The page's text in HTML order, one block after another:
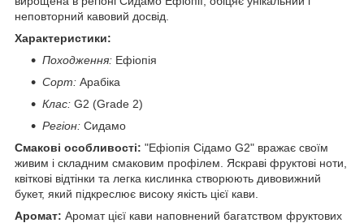
неповторний кавовий досвід.
Характеристики:
Походження: Ефіопія
Сорт: Арабіка
Клас: G2 (Grade 2)
Регіон: Сидамо
Смакові особливості: "Ефіопія Сідамо G2" вражає своїм
живим і складним смаковим профілем. Яскраві фруктові ноти,
квіткові відтінки та легка кислинка створюють дивовижний
букет, який підкреслює високу якість цієї кави.
Аромат: Аромат цієї кави наповнений багатством фруктових